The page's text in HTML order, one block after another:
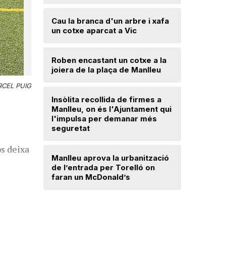
PUIG
deixa
Cau la branca d'un arbre i xafa
un cotxe aparcat a Vic
Roben encastant un cotxe a la
joiera de la plaça de Manlleu
Insòlita recollida de firmes a
Manlleu, on és l'Ajuntament qui
l'impulsa per demanar més
seguretat
Manlleu aprova la urbanització
de l’entrada per Torelló on
faran un McDonald’s